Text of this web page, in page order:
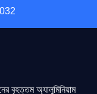
বৃহত্তম অ্যালুমিনিয়াম